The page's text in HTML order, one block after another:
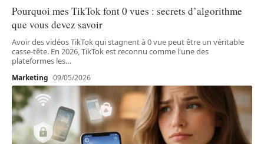
Pourquoi mes TikTok font 0 vues : secrets d’algorithme
que vous devez savoir
Avoir des vidéos TikTok qui stagnent à 0 vue peut être un véritable
casse-tête. En 2026, TikTok est reconnu comme l'une des
plateformes les…
Marketing 09/05/2026